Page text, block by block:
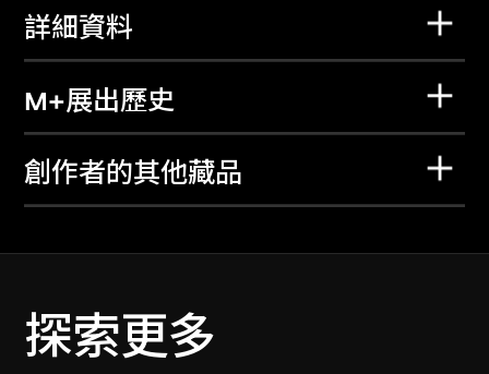
詳細資料
M+展出歷史
創作者的其他藏品
探索更多